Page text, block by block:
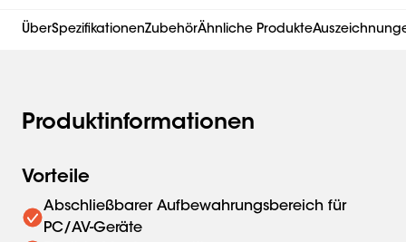
ÜberSpezifikationenZubehörÄhnliche Produkte
Produktinformationen
Vorteile
Abschließbarer Aufbewahrungsbereich für
PC/AV-Geräte